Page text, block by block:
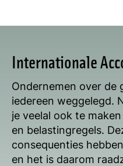
Internationale
Ondernemen over de
iedereen weggelegd.
je veelal ook te
en belastingregels.
consequenties
en het is daarom